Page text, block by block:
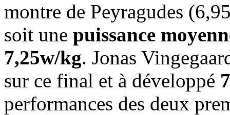
montre de Peyragudes
soit une puissance
7,25w/kg. Jonas
sur ce final et à développé
performances des deux